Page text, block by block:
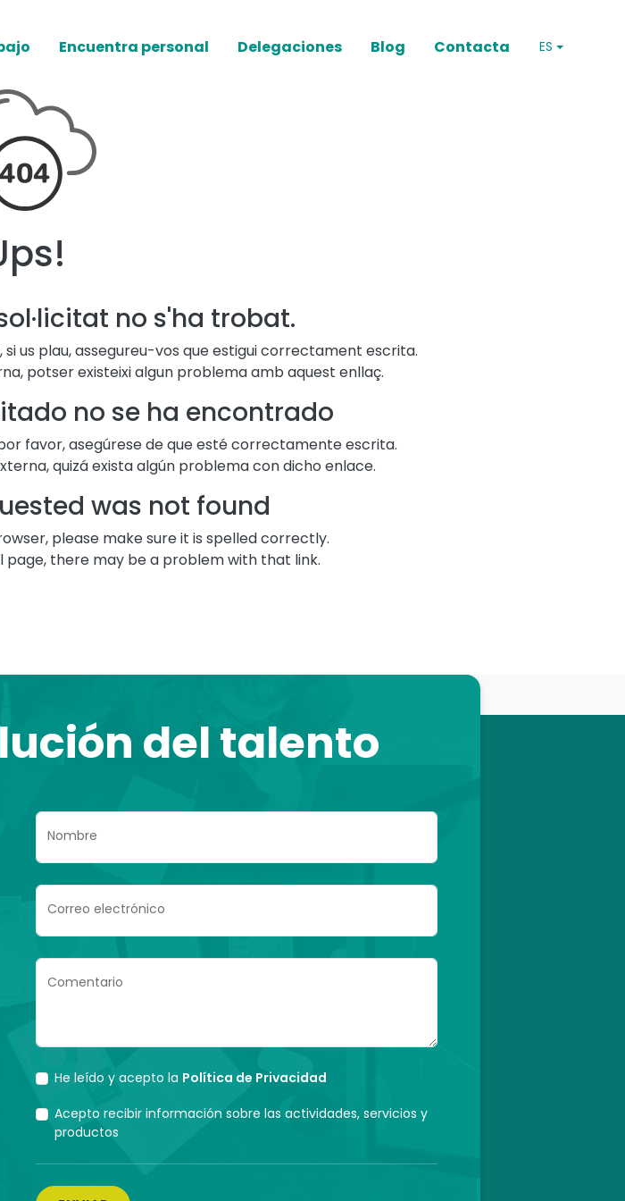
Encuentra personal Delegaciones Blog Contacta ES
no s'ha trobat.
us plau, assegureu-vos que estigui correctament escrita.
potser existeixi algun problema amb aquest enllaç.
no se ha encontrado
favor, asegúrese de que esté correctamente escrita.
quizá exista algún problema con dicho enlace.
was not found
please make sure it is spelled correctly.
page, there may be a problem with that link.
del talento
Nombre
Correo electrónico
Comentario
He leído y acepto la Política de Privacidad
Acepto recibir información sobre las actividades, servicios y
productos